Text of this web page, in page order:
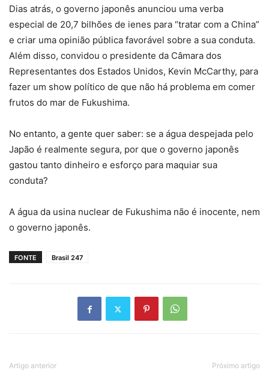
Dias atrás, o governo japonês anunciou uma verba
especial de 20,7 bilhões de ienes para “tratar com a China”
e criar uma opinião pública favorável sobre a sua conduta.
Além disso, convidou o presidente da Câmara dos
Representantes dos Estados Unidos, Kevin McCarthy, para
fazer um show político de que não há problema em comer
frutos do mar de Fukushima.
No entanto, a gente quer saber: se a água despejada pelo
Japão é realmente segura, por que o governo japonês
gastou tanto dinheiro e esforço para maquiar sua
conduta?
A água da usina nuclear de Fukushima não é inocente, nem
o governo japonês.
FONTE Brasil 247
Artigo anterior Próximo artigo